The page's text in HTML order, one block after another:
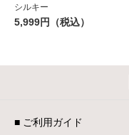
シルキー
5,999円（税込）
■ ご利用ガイド